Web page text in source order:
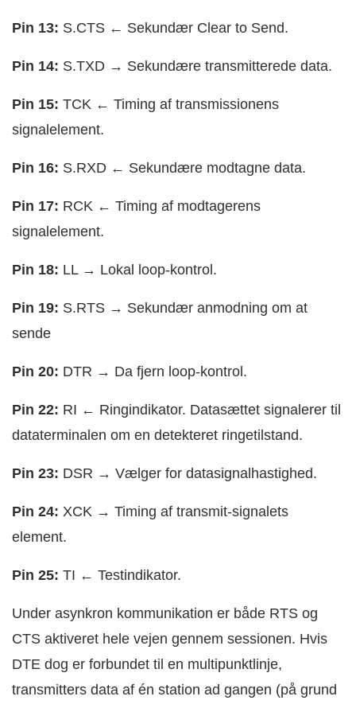
Pin 13: S.CTS ← Sekundær Clear to Send.
Pin 14: S.TXD → Sekundære transmitterede data.
Pin 15: TCK ← Timing af transmissionens
signalelement.
Pin 16: S.RXD ← Sekundære modtagne data.
Pin 17: RCK ← Timing af modtagerens
signalelement.
Pin 18: LL → Lokal loop-kontrol.
Pin 19: S.RTS → Sekundær anmodning om at
sende
Pin 20: DTR → Da fjern loop-kontrol.
Pin 22: RI ← Ringindikator. Datasættet signalerer til
dataterminalen om en detekteret ringetilstand.
Pin 23: DSR → Vælger for datasignalhastighed.
Pin 24: XCK → Timing af transmit-signalets
element.
Pin 25: TI ← Testindikator.
Under asynkron kommunikation er både RTS og
CTS aktiveret hele vejen gennem sessionen. Hvis
DTE dog er forbundet til en multipunktlinje,
transmitters data af én station ad gangen (på grund